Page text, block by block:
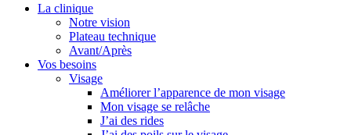
La clinique
Notre vision
Plateau technique
Avant/Après
Vos besoins
Visage
Améliorer l’apparence de mon visage
Mon visage se relâche
J’ai des rides